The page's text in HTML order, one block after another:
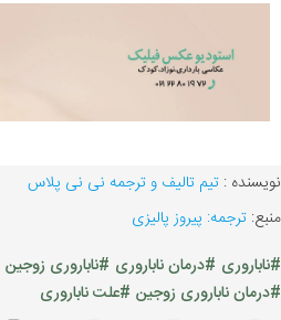
نویسنده : تیم تالیف و ترجمه نی نی پلاس
منبع: ترجمه: پیروز پالیزی
#ناباروری #درمان ناباروری #ناباروری زوجین
#درمان ناباروری زوجین #علت ناباروری